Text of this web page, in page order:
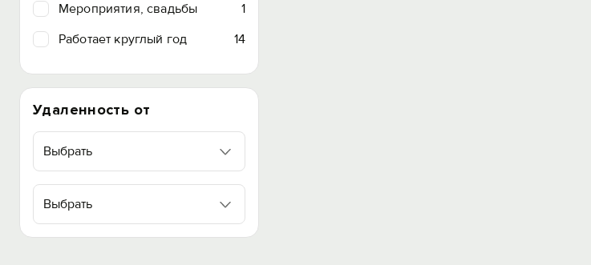
Мероприятия, свадьбы
1
Работает круглый год
14
Удаленность от
Выбрать
Выбрать